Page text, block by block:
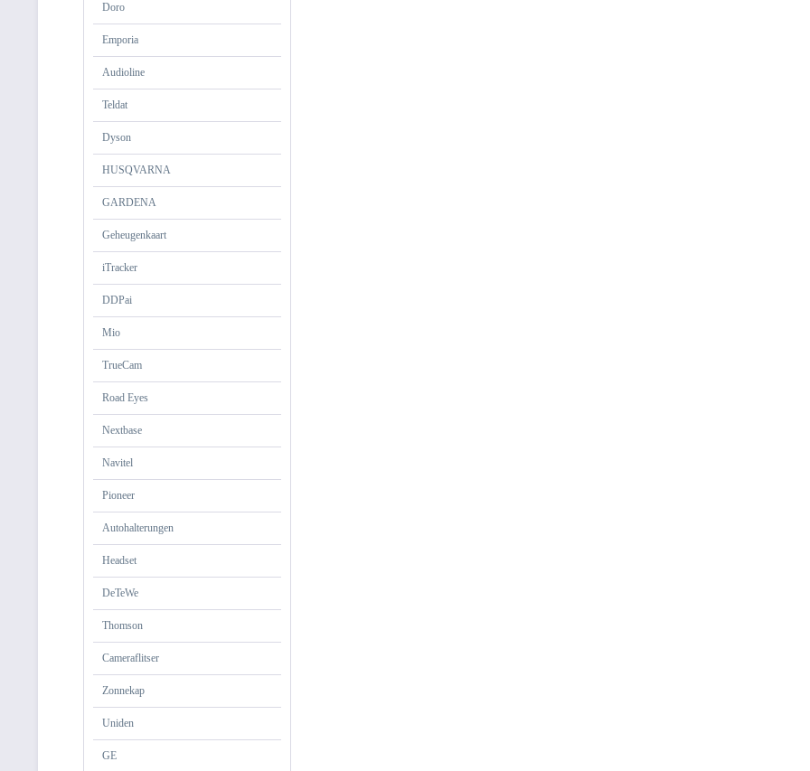
Doro
Emporia
Audioline
Teldat
Dyson
HUSQVARNA
GARDENA
Geheugenkaart
iTracker
DDPai
Mio
TrueCam
Road Eyes
Nextbase
Navitel
Pioneer
Autohalterungen
Headset
DeTeWe
Thomson
Cameraflitser
Zonnekap
Uniden
GE